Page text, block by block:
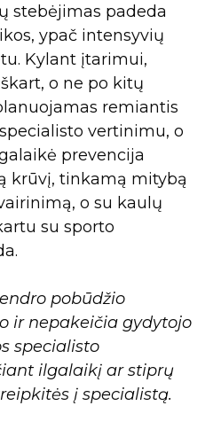
stebėjimas padeda
ypač intensyvių
Kylant įtarimui,
o ne po kitų
remiantis
vertinimu, o
prevencija
krūvį, tinkamą mitybą
o su kaulų
su sporto
pobūdžio
ir nepakeičia gydytojo
specialisto
ilgalaikį ar stiprų
į specialistą.